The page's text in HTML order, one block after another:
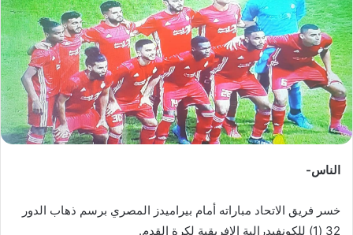
ل
ب
ر
ي
د
ا
إ
ل
و
الناس-
خسر فريق الاتحاد مباراته أمام بيراميدز المصري برسم ذهاب الدور
32 (1) للكونفيدرالية الإفريقية لكرة القدم.